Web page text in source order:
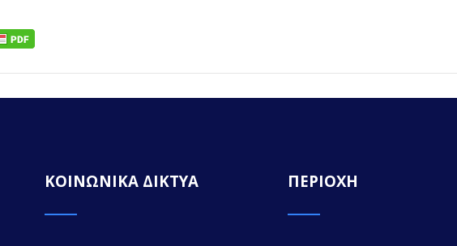
ΚΟΙΝΩΝΙΚΑ ΔΙΚΤΥΑ ΠΕΡΙΟΧΗ